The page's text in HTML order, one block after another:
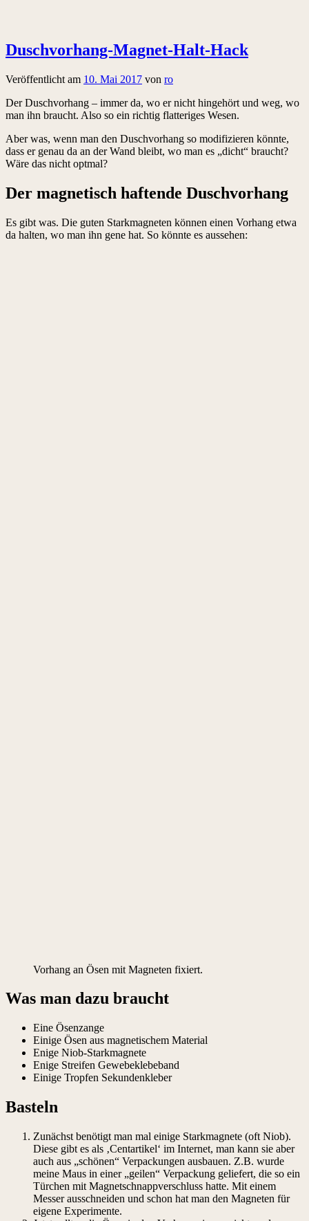
Duschvorhang-Magnet-Halt-Hack
Veröffentlicht am 10. Mai 2017 von ro
Der Duschvorhang – immer da, wo er nicht hingehört und weg, wo
man ihn braucht. Also so ein richtig flatteriges Wesen.
Aber was, wenn man den Duschvorhang so modifizieren könnte,
dass er genau da an der Wand bleibt, wo man es „dicht“ braucht?
Wäre das nicht optmal?
Der magnetisch haftende Duschvorhang
Es gibt was. Die guten Starkmagneten können einen Vorhang etwa
da halten, wo man ihn gene hat. So könnte es aussehen:
Vorhang an Ösen mit Magneten fixiert.
Was man dazu braucht
Eine Ösenzange
Einige Ösen aus magnetischem Material
Enige Niob-Starkmagnete
Enige Streifen Gewebeklebeband
Einige Tropfen Sekundenkleber
Basteln
Zunächst benötigt man mal einige Starkmagnete (oft Niob).
Diese gibt es als ‚Centartikel‘ im Internet, man kann sie aber
auch aus „schönen“ Verpackungen ausbauen. Z.B. wurde
meine Maus in einer „geilen“ Verpackung geliefert, die so ein
Türchen mit Magnetschnappverschluss hatte. Mit einem
Messer ausschneiden und schon hat man den Magneten für
eigene Experimente.